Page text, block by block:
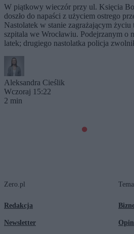
W piątkowy wieczór przy ul. Księcia
doszło do napaści z użyciem ostrego
Nastolatek w stanie zagrażającym życiu
szpitala we Wrocławiu. Podejrzanym o
latek; drugiego nastolatka policja
Aleksandra Cieślik
Wczoraj 15:22
2 min
Zero.pl
Redakcja
Newsletter